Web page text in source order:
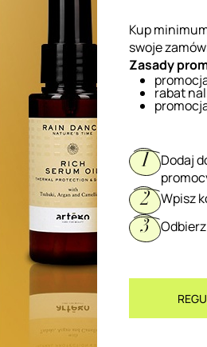
Kup
swoje
Zasady
rabat
1
Dodaj
2 Wpisz
3